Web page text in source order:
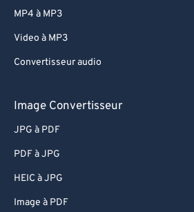
MP4 à MP3
Video à MP3
Convertisseur audio
Image Convertisseur
JPG à PDF
PDF à JPG
HEIC à JPG
Image à PDF